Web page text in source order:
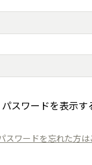
パスワードを表示す
スワードを忘れた方は